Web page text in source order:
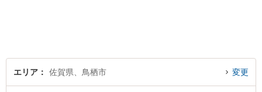
エリア 佐賀県、鳥栖市 変更